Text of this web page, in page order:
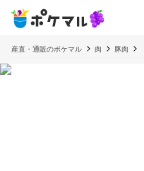
産直・通販のポケマル 肉 豚肉